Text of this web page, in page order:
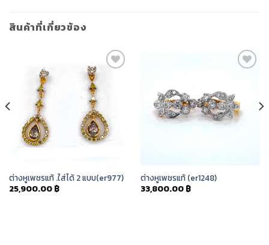
สินค้าที่เกี่ยวข้อง
Wishlist
ต่างหูเพชรแท้ .ใส่ได้ 2 แบบ(er977)
25,900.00 ฿
ต่างหูเพชรแท้ (er1248)
33,800.00 ฿